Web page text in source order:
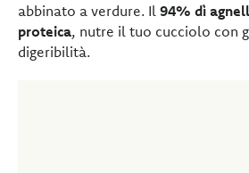
abbinato a verdure. Il 94% dì
proteica, nutre il tuo cucciolo con
digeribilità.